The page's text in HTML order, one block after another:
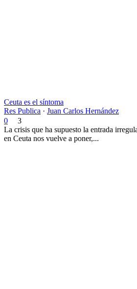
Ceuta es el síntoma
Res Publica · Juan Carlos Hernández
0
3
La crisis que ha supuesto la entrada
en Ceuta nos vuelve a poner,...